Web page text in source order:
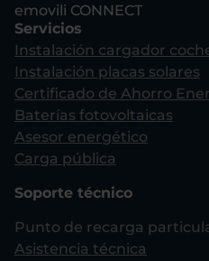
emovili CONNECT
Servicios
Instalación cargador
Instalación placas solares
Certificado de Ahorro
Baterías fotovoltaicas
Asesor energético
Carga pública
Soporte técnico
Punto de recarga
Asistencia técnica